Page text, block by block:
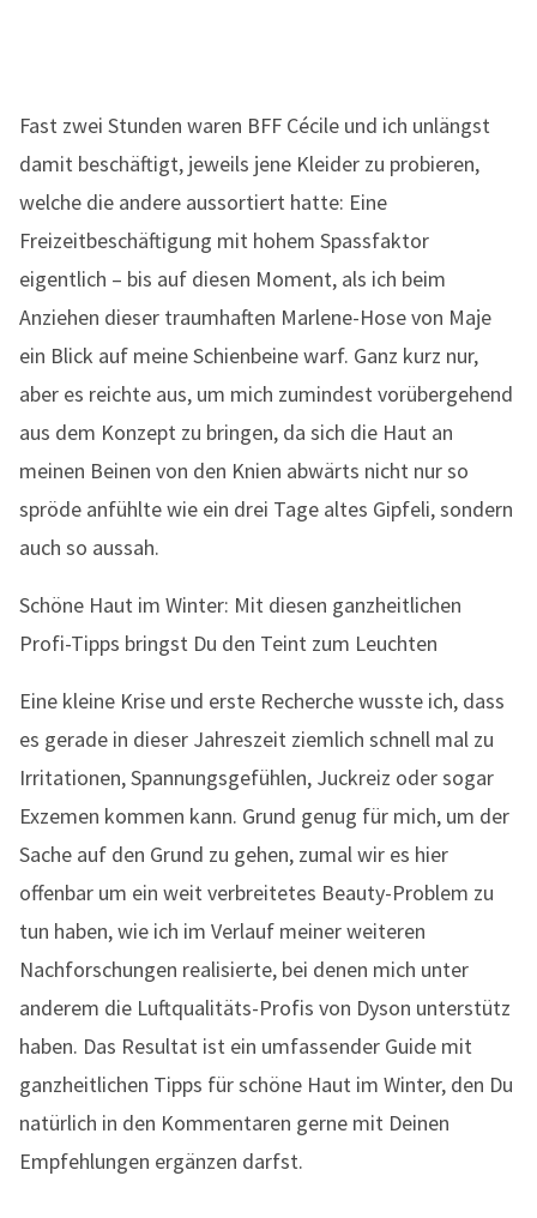
Fast zwei Stunden waren BFF Cécile und ich unlängst
damit beschäftigt, jeweils jene Kleider zu probieren,
welche die andere aussortiert hatte: Eine
Freizeitbeschäftigung mit hohem Spassfaktor
eigentlich – bis auf diesen Moment, als ich beim
Anziehen dieser traumhaften Marlene-Hose von Maje
ein Blick auf meine Schienbeine warf. Ganz kurz nur,
aber es reichte aus, um mich zumindest vorübergehend
aus dem Konzept zu bringen, da sich die Haut an
meinen Beinen von den Knien abwärts nicht nur so
spröde anfühlte wie ein drei Tage altes Gipfeli, sondern
auch so aussah.
Schöne Haut im Winter: Mit diesen ganzheitlichen
Profi-Tipps bringst Du den Teint zum Leuchten
Eine kleine Krise und erste Recherche wusste ich, dass
es gerade in dieser Jahreszeit ziemlich schnell mal zu
Irritationen, Spannungsgefühlen, Juckreiz oder sogar
Exzemen kommen kann. Grund genug für mich, um der
Sache auf den Grund zu gehen, zumal wir es hier
offenbar um ein weit verbreitetes Beauty-Problem zu
tun haben, wie ich im Verlauf meiner weiteren
Nachforschungen realisierte, bei denen mich unter
anderem die Luftqualitäts-Profis von Dyson unterstütz
haben. Das Resultat ist ein umfassender Guide mit
ganzheitlichen Tipps für schöne Haut im Winter, den Du
natürlich in den Kommentaren gerne mit Deinen
Empfehlungen ergänzen darfst.